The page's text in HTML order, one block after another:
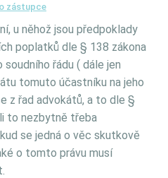
zástupce
u něhož jsou předpoklady
poplatků dle § 138 zákona
řádu ( dále jen
tomuto účastníku na jeho
z řad advokátů, a to dle §
to nezbytně třeba
se jedná o věc skutkově
o tomto právu musí